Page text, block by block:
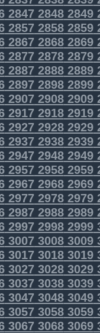
284728482849
285728582859
286728682869
287728782879
288728882889
289728982899
290729082909
291729182919
292729282929
293729382939
294729482949
295729582959
296729682969
297729782979
298729882989
299729982999
300730083009
301730183019
302730283029
303730383039
304730483049
305730583059
306730683069